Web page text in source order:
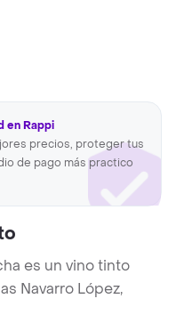
en Rappi
precios, proteger tus
de pago más practico
es un vino tinto
Navarro López,